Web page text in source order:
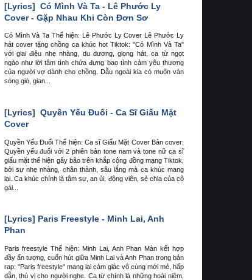
[Lyrics] Có Mình Và Ta - Lê Phước Ly
Cover - Gặp Nhau Khi Còn Đơn Sơ
Có Mình Và Ta Thể hiện: Lê Phước Ly Cover Lê Phước Ly
hát cover tặng chồng ca khúc hot Tiktok: "Có Mình Và Ta"
với giai điệu nhẹ nhàng, du dương, giọng hát, ca từ ngọt
ngào như lời tâm tình chứa đựng bao tình cảm yêu thương
của người vợ dành cho chồng. Dẫu ngoài kia có muôn vàn
sóng gió, gian...
[Lyrics] Quyền Yếu Đuối - Ca Sĩ Giấu Mặt
Cover
Quyền Yếu Đuối Thể hiện: Ca sĩ Giấu Mặt Cover Bản cover:
Quyền yếu đuối với 2 phiên bản tone nam và tone nữ ca sĩ
giấu mặt thể hiện gây bão trên khắp cộng đồng mạng Tiktok,
bởi sự nhẹ nhàng, chân thành, sâu lắng mà ca khúc mang
lại. Ca khúc chính là tâm sự, an ủi, động viên, sẻ chia của cô
gái...
[Lyrics] Paris Freestyle - Minh Lai, Anh
Phan
Paris freestyle Thể hiện: Minh Lai, Anh Phan Màn kết hợp
đầy ấn tượng, cuốn hút giữa Minh Lai và Anh Phan trong bản
rap: "Paris freestyle" mang lại cảm giác vô cùng mới mẻ, hấp
dẫn, thú vị cho người nghe. Ca từ chính là những hoài niệm,